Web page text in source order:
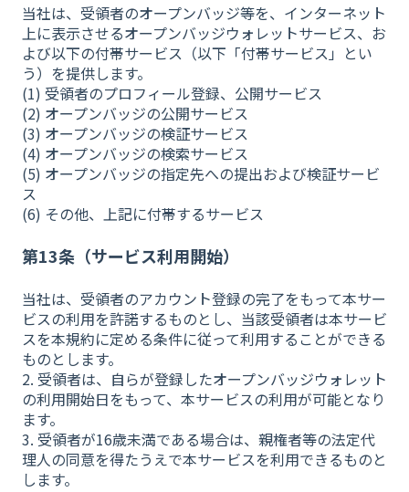
当社は、受領者のオープンバッジ等を、インターネット
上に表示させるオープンバッジウォレットサービス、お
よび以下の付帯サービス（以下「付帯サービス」とい
う）を提供します。
(1) 受領者のプロフィール登録、公開サービス
(2) オープンバッジの公開サービス
(3) オープンバッジの検証サービス
(4) オープンバッジの検索サービス
(5) オープンバッジの指定先への提出および検証サービ
ス
(6) その他、上記に付帯するサービス
第13条（サービス利用開始）
当社は、受領者のアカウント登録の完了をもって本サー
ビスの利用を許諾するものとし、当該受領者は本サービ
スを本規約に定める条件に従って利用することができる
ものとします。
2. 受領者は、自らが登録したオープンバッジウォレット
の利用開始日をもって、本サービスの利用が可能となり
ます。
3. 受領者が16歳未満である場合は、親権者等の法定代
理人の同意を得たうえで本サービスを利用できるものと
します。